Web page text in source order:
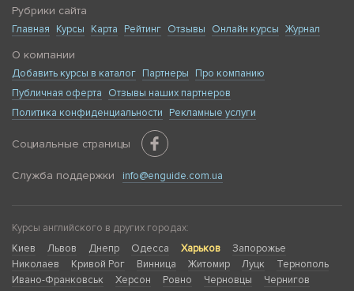
Рубрики сайта
Главная Курсы Карта Рейтинг Отзывы Онлайн курсы Журнал
О компании
Добавить курсы в каталог Партнеры
Про компанию
Публичная оферта
Отзывы наших партнеров
Политика конфиденциальности
Рекламные услуги
Социальные страницы
Служба поддержки info@enguide.com.ua
Курсы английского в других городах:
Киев
Львов Днепр Одесса Харьков
Запорожье
Николаев
Кривой Рог Винница Житомир Луцк
Тернополь
Ивано-Франковськ
Херсон Ровно Черновцы
Чернигов